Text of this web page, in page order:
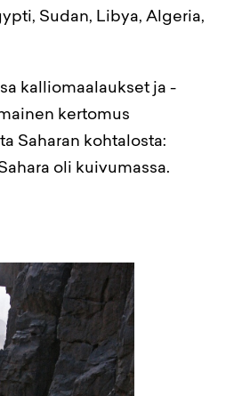
Sudan, Libya, Algeria,
kalliomaalaukset ja -
kertomus
Saharan kohtalosta:
oli kuivumassa.